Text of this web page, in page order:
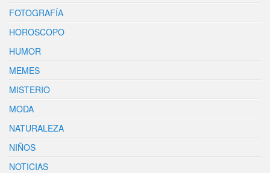
FOTOGRAFÍA
HOROSCOPO
HUMOR
MEMES
MISTERIO
MODA
NATURALEZA
NIÑOS
NOTICIAS